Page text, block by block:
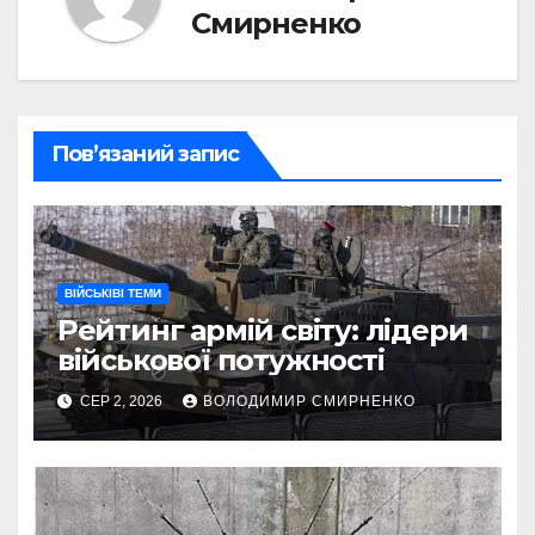
Смирненко
Пов’язаний запис
ВІЙСЬКІВІ ТЕМИ
Рейтинг армій світу: лідери
військової потужності
СЕР 2, 2026 ВОЛОДИМИР СМИРНЕНКО